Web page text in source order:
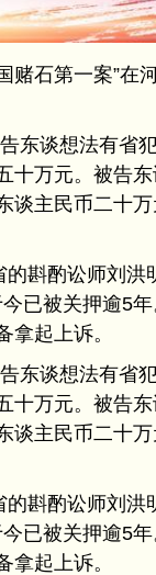
赌石第一案”在
东谈想法有省
十万元。被告
谈主民币二十
斟酌讼师刘洪
已被关押逾5
起上诉。
东谈想法有省
十万元。被告
谈主民币二十
斟酌讼师刘洪
已被关押逾5
起上诉。